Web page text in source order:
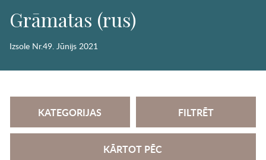
Grāmatas (rus)
Izsole Nr.49. Jūnijs 2021
KATEGORIJAS FILTRĒT
KĀRTOT PĒC